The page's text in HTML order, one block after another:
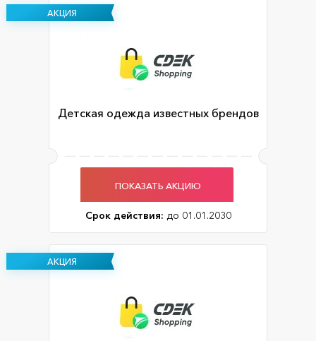
АКЦИЯ
Детская одежда известных брендов
ПОКАЗАТЬ АКЦИЮ
Срок действия: до 01.01.2030
АКЦИЯ